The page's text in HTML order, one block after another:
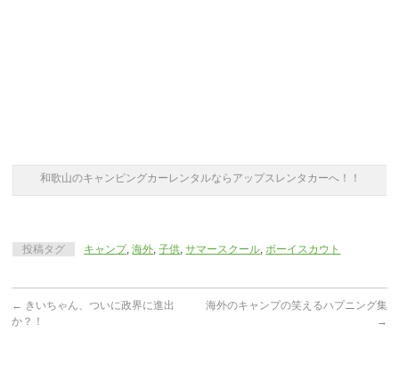
和歌山のキャンピングカーレンタルならアップスレンタカーへ！！
投稿タグ キャンプ,海外,子供,サマースクール,ボーイスカウト
← きいちゃん、ついに政界に進出
か？！
海外のキャンプの笑えるハプニング集
→